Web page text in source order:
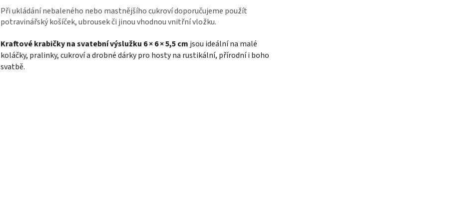
Při ukládání nebaleného nebo mastnějšího cukroví doporučujeme použít
potravinářský košíček, ubrousek či jinou vhodnou vnitřní vložku.
Kraftové krabičky na svatební výslužku 6 × 6 × 5,5 cm jsou ideální na malé
koláčky, pralinky, cukroví a drobné dárky pro hosty na rustikální, přírodní i boho
svatbě.